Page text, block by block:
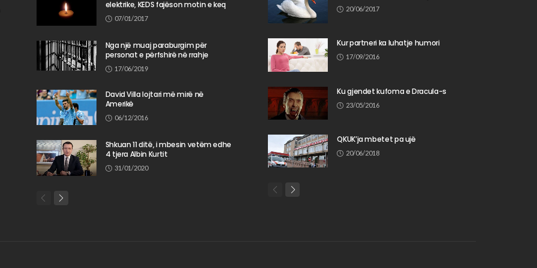
elektrike, KEDS fajëson motin e keq
07/01/2017
Nga një muaj paraburgim për
personat e përfshirë në rrahje
17/06/2019
David Villa lojtari më mirë në
Amerikë
06/12/2016
Shkuan 11 ditë, i mbesin vetëm edhe
4 tjera Albin Kurtit
31/01/2020
20/06/2017
Kur partneri ka luhatje humori
17/09/2016
Ku gjendet kufoma e Dracula-s
23/05/2016
QKUK’ja mbetet pa ujë
20/06/2018